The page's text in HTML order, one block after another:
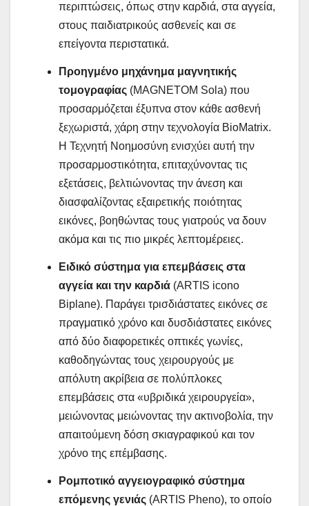
περιπτώσεις, όπως στην καρδιά, στα αγγεία,
στους παιδιατρικούς ασθενείς και σε
επείγοντα περιστατικά.
Προηγμένο μηχάνημα μαγνητικής
τομογραφίας (MAGNETOM Sola) που
προσαρμόζεται έξυπνα στον κάθε ασθενή
ξεχωριστά, χάρη στην τεχνολογία BioMatrix.
Η Τεχνητή Νοημοσύνη ενισχύει αυτή την
προσαρμοστικότητα, επιταχύνοντας τις
εξετάσεις, βελτιώνοντας την άνεση και
διασφαλίζοντας εξαιρετικής ποιότητας
εικόνες, βοηθώντας τους γιατρούς να δουν
ακόμα και τις πιο μικρές λεπτομέρειες.
Ειδικό σύστημα για επεμβάσεις στα
αγγεία και την καρδιά (ARTIS icono
Biplane). Παράγει τρισδιάστατες εικόνες σε
πραγματικό χρόνο και δυσδιάστατες εικόνες
από δύο διαφορετικές οπτικές γωνίες,
καθοδηγώντας τους χειρουργούς με
απόλυτη ακρίβεια σε πολύπλοκες
επεμβάσεις στα «υβριδικά χειρουργεία»,
μειώνοντας μειώνοντας την ακτινοβολία, την
απαιτούμενη δόση σκιαγραφικού και τον
χρόνο της επέμβασης.
Ρομποτικό αγγειογραφικό σύστημα
επόμενης γενιάς (ARTIS Pheno), το οποίο